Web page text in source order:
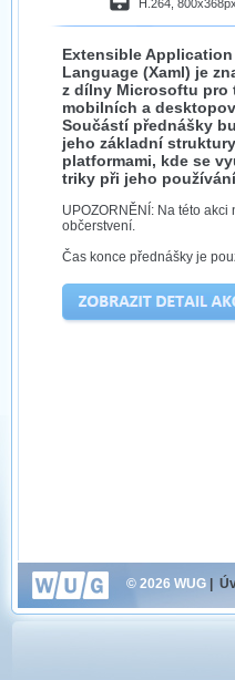
H.264,
Extensible Application
Language (Xaml) je
z dílny Microsoftu pro
mobilních a
Součástí přednášky
jeho základní
platformami, kde se
triky při jeho
UPOZORNĚNÍ: Na této
občerstvení.
Čas konce přednášky je
© 2026 WUG